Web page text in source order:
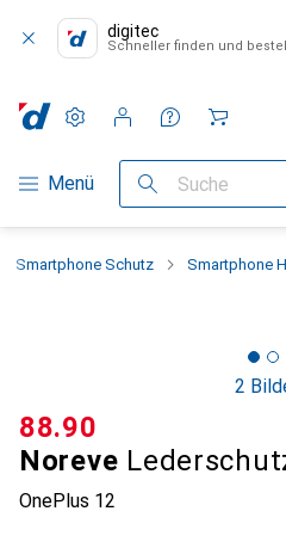
digitec
Schneller finden und
Navigation nach Kategorien
Menü Suche
Einstellungen
Kundenkonto
Vergleichslisten
Merklisten
Warenkorb
Smartphone Schutz Smartphone
2
Noreve
OnePlus 12
CHF
88.90